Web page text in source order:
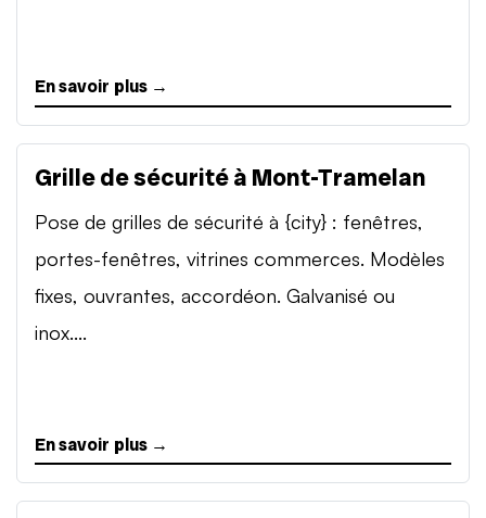
En savoir plus →
Grille de sécurité à Mont-Tramelan
Pose de grilles de sécurité à {city} : fenêtres,
portes-fenêtres, vitrines commerces. Modèles
fixes, ouvrantes, accordéon. Galvanisé ou
inox....
En savoir plus →